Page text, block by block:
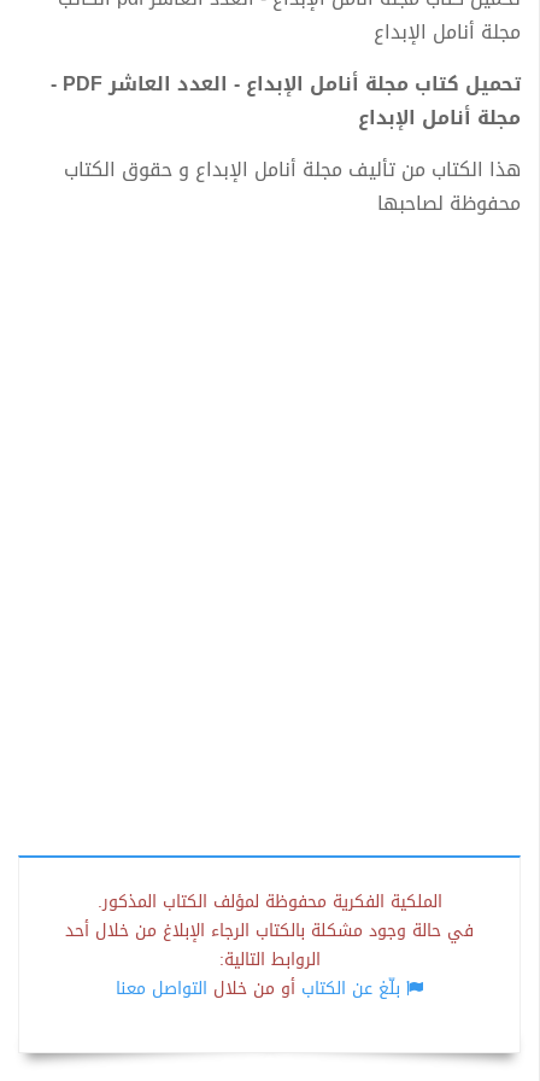
مجلة أنامل الإبداع
تحميل كتاب مجلة أنامل الإبداع - العدد العاشر PDF -
مجلة أنامل الإبداع
هذا الكتاب من تأليف مجلة أنامل الإبداع و حقوق الكتاب
محفوظة لصاحبها
الملكية الفكرية محفوظة لمؤلف الكتاب المذكور.
في حالة وجود مشكلة بالكتاب الرجاء الإبلاغ من خلال أحد
الروابط التالية:
بلّغ عن الكتاب أو من خلال التواصل معنا